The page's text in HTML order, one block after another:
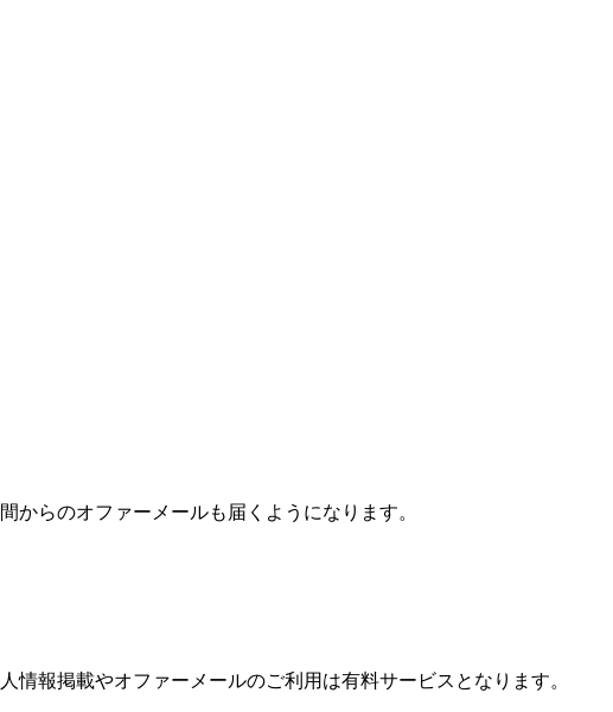
からのオファーメールも届くようになります。
情報掲載やオファーメールのご利用は有料サービスとなります。